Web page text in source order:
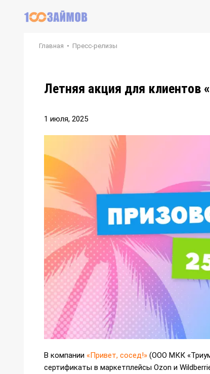
Главная • Пресс-релизы
Летняя акция для клиентов
1 июля, 2025
В компании «Привет, сосед!» (ООО МКК
сертификаты в маркетплейсы Ozon и